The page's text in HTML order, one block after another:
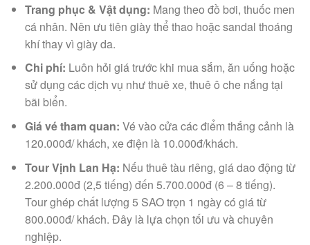
Trang phục & Vật dụng: Mang theo đồ bơi, thuốc men
cá nhân. Nên ưu tiên giày thể thao hoặc sandal thoáng
khí thay vì giày da.
Chi phí: Luôn hỏi giá trước khi mua sắm, ăn uống hoặc
sử dụng các dịch vụ như thuê xe, thuê ô che nắng tại
bãi biển.
Giá vé tham quan: Vé vào cửa các điểm thắng cảnh là
120.000đ/ khách, xe điện là 10.000đ/khách.
Tour Vịnh Lan Hạ: Nếu thuê tàu riêng, giá dao động từ
2.200.000đ (2,5 tiếng) đến 5.700.000đ (6 – 8 tiếng).
Tour ghép chất lượng 5 SAO trọn 1 ngày có giá từ
800.000đ/ khách. Đây là lựa chọn tối ưu và chuyên
nghiệp.